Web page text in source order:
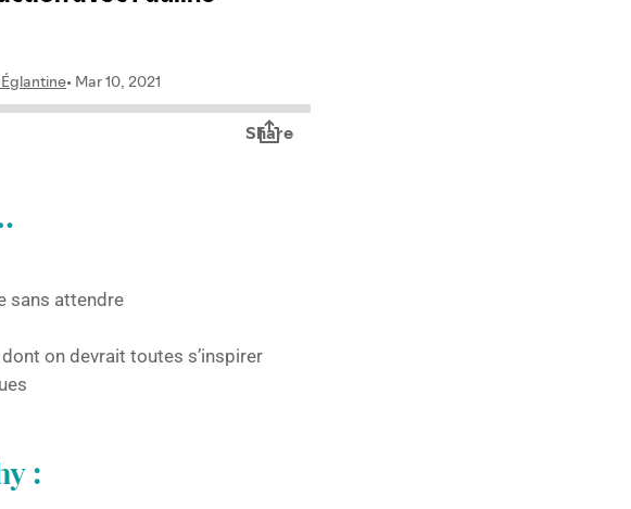
sans attendre
on devrait toutes s’inspirer
: